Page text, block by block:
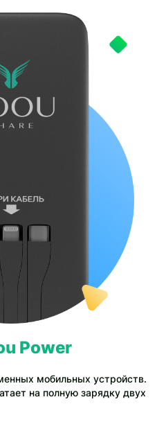
Power
мобильных устройств.
на полную зарядку двух